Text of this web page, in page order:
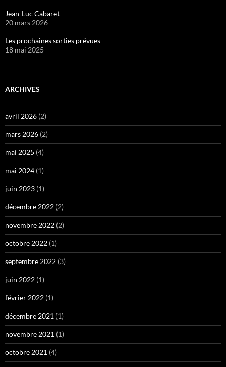
Jean-Luc Cabaret
20 mars 2026
Les prochaines sorties prévues
18 mai 2025
ARCHIVES
avril 2026 (2)
mars 2026 (2)
mai 2025 (4)
mai 2024 (1)
juin 2023 (1)
décembre 2022 (2)
novembre 2022 (2)
octobre 2022 (1)
septembre 2022 (3)
juin 2022 (1)
février 2022 (1)
décembre 2021 (1)
novembre 2021 (1)
octobre 2021 (4)